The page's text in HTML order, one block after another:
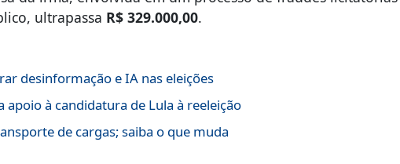
ultrapassa R$ 329.000,00.
desinformação e IA nas eleições
apoio à candidatura de Lula à reeleição
de cargas; saiba o que muda